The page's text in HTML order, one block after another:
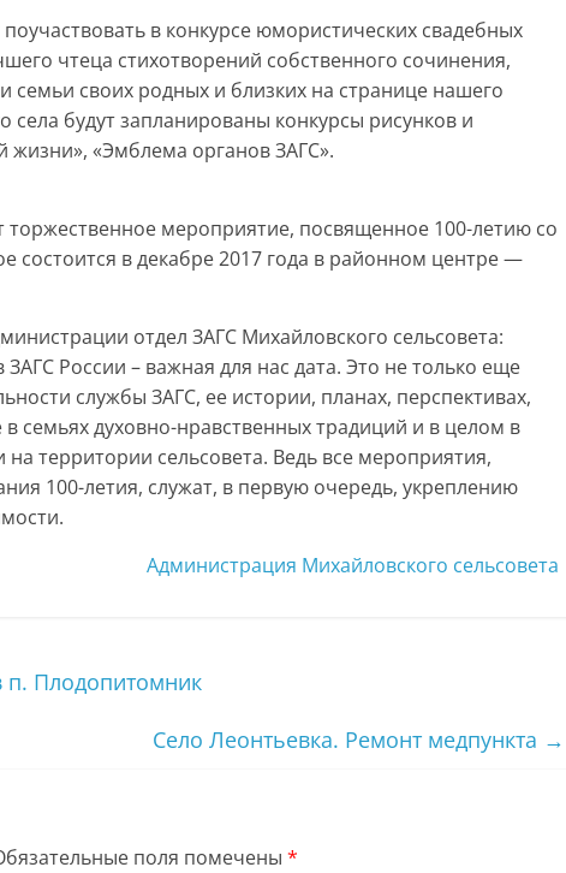
в конкурсе юмористических свадебных
чтеца стихотворений собственного сочинения,
семьи своих родных и близких на странице нашего
будут запланированы конкурсы рисунков и
жизни», «Эмблема органов ЗАГС».
мероприятие, посвященное 100-летию со
состоится в декабре 2017 года в районном центре —
отдел ЗАГС Михайловского сельсовета:
России – важная для нас дата. Это не только еще
службы ЗАГС, ее истории, планах, перспективах,
семьях духовно-нравственных традиций и в целом в
территории сельсовета. Ведь все мероприятия,
100-летия, служат, в первую очередь, укреплению
Администрация Михайловского сельсовета
п. Плодопитомник
Село Леонтьевка. Ремонт медпункта →
поля помечены *